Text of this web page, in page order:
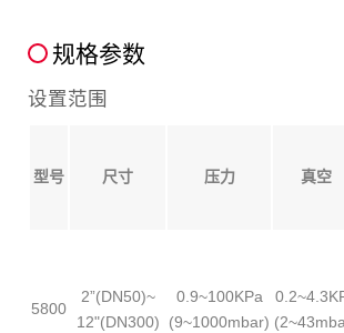
规格参数
设置范围
型号 尺寸 压力 真空
5800
2”(DN50)~
12"(DN300)
0.9~100KPa
(9~1000mbar)